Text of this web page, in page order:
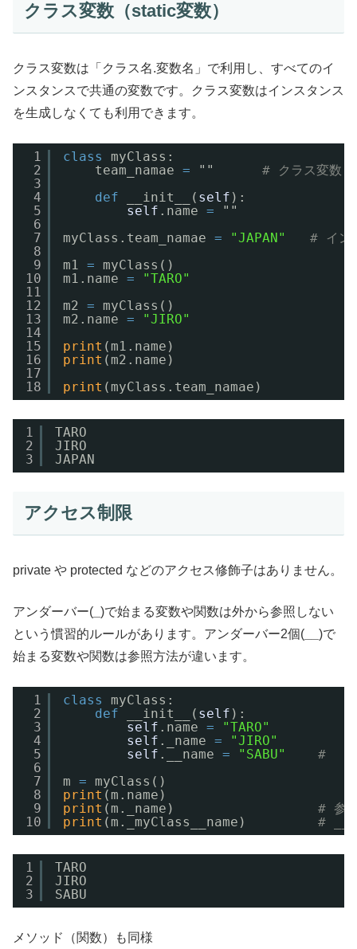
クラス変数（static変数）
クラス変数は「クラス名.変数名」で利用し、すべてのイ
ンスタンスで共通の変数です。クラス変数はインスタンス
を生成しなくても利用できます。
1
2
3
4
5
6
7
8
9
10
11
12
13
14
15
16
17
18
class
myClass:
team_namae = "" # クラス変数
def
__init__( self ):
self .name =
""
myClass.team_namae = "JAPAN"
# イン
m1 =
myClass()
m1.name =
"TARO"
m2 =
myClass()
m2.name =
"JIRO"
print (m1.name)
print (m2.name)
print (myClass.team_namae)
1
2
3
TARO
JIRO
JAPAN
アクセス制限
private や protected などのアクセス修飾子はありません。
アンダーバー( )で始まる変数や関数は外から参照しない
という慣習的ルールがあります。アンダーバー2個(
)で
始まる変数や関数は参照方法が違います。
1
2
3
4
5
6
7
8
9
10
class
myClass:
def
__init__( self ):
self .name =
"TARO"
self ._name =
"JIRO"
self .__name = "SABU"
#
m =
myClass()
print (m.name)
print (m._name) # 参
print (m._myClass__name) #
1
2
3
TARO
JIRO
SABU
メソッド（関数）も同様